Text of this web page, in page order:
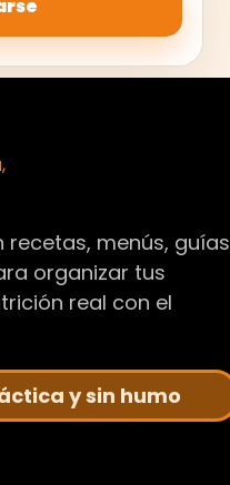
menús, guías
organizar tus
real con el
y sin humo